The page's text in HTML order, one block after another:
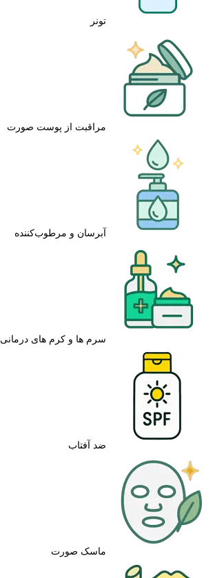
تونر
مراقبت از پوست صورت
آبرسان و مرطوب‌کننده
سرم ها و کرم های درمانی
ضد آفتاب
ماسک صورت